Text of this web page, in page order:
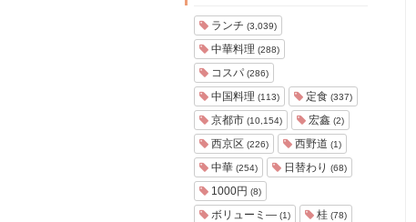
ランチ (3,039)
中華料理 (288)
コスパ (286)
中国料理 (113) 定食 (337)
京都市 (10,154) 宏鑫 (2)
西京区 (226) 西野道 (1)
中華 (254) 日替わり (68)
1000円 (8)
ボリューミ― (1) 桂 (78)